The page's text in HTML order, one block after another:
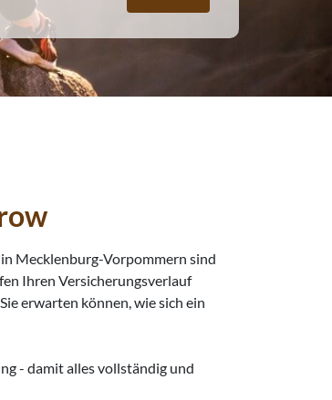
Mecklenburg-Vorpommern sind
Ihren Versicherungsverlauf
erwarten können, wie sich ein
- damit alles vollständig und